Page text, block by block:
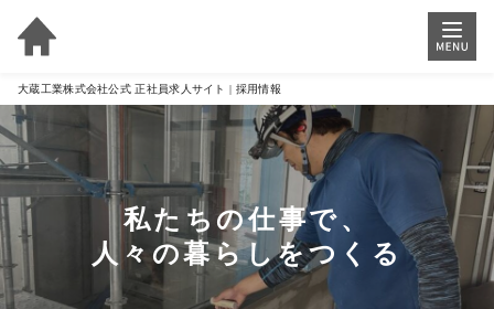
大蔵工業株式会社公式 正社員求人サイト | 採用情報
私たちの仕事で、
人々の暮らしをつくる